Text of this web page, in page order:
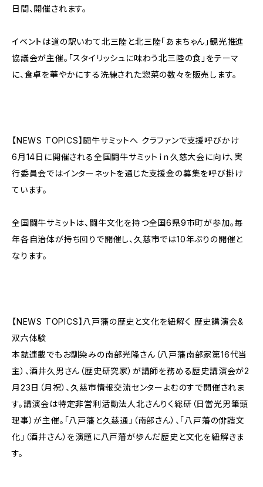
日間、開催されます。
イベントは道の駅いわて北三陸と北三陸「あまちゃん」観光推進
協議会が主催。「スタイリッシュに味わう北三陸の食」をテーマ
に、食卓を華やかにする洗練された惣菜の数々を販売します。
【NEWS TOPICS】闘牛サミットへ クラファンで支援呼びかけ
6月14日に開催される全国闘牛サミットｉｎ久慈大会に向け、実
行委員会ではインターネットを通じた支援金の募集を呼び掛け
ています。
全国闘牛サミットは、闘牛文化を持つ全国6県9市町が参加。毎
年各自治体が持ち回りで開催し、久慈市では10年ぶりの開催と
なります。
【NEWS TOPICS】八戸藩の歴史と文化を紐解く 歴史講演会&
双六体験
本誌連載でもお馴染みの南部光隆さん（八戸藩南部家第16代当
主）、酒井久男さん（歴史研究家）が講師を務める歴史講演会が2
月23日（月祝）、久慈市情報交流センターよむのすで開催されま
す。講演会は特定非営利活動法人北さんりく総研（日當光男筆頭
理事）が主催。「八戸藩と久慈通」（南部さん）、「八戸藩の俳諧文
化」（酒井さん）を演題に八戸藩が歩んだ歴史と文化を紐解きま
す。